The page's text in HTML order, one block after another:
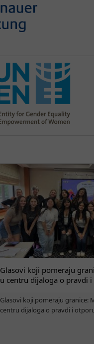
Glasovi koji pomeraju
u centru dijaloga o pravdi
Glasovi koji pomeraju granice:
centru dijaloga o pravdi i